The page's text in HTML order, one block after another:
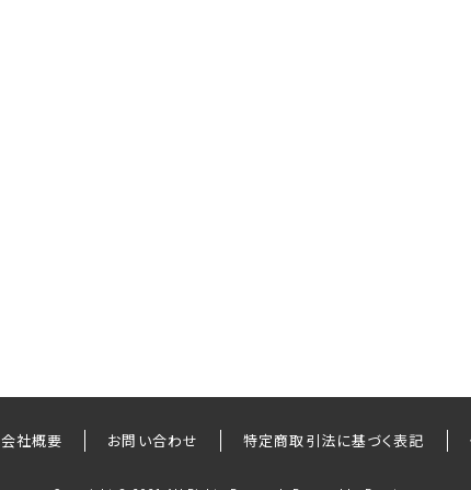
会社概要 お問い合わせ 特定商取引法に基づく表記